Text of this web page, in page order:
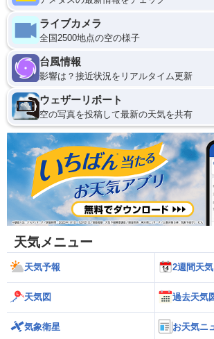
ライブカメラ
全国2500地点の空の様子
台風情報
影響は？接近状況をリアルタイム更新
ウェザーリポート
空の写真を投稿して最新の天気を共有
天気メニュー
天気予報 2週間天気
天気図 過去天気
気象衛星 お天気ニ